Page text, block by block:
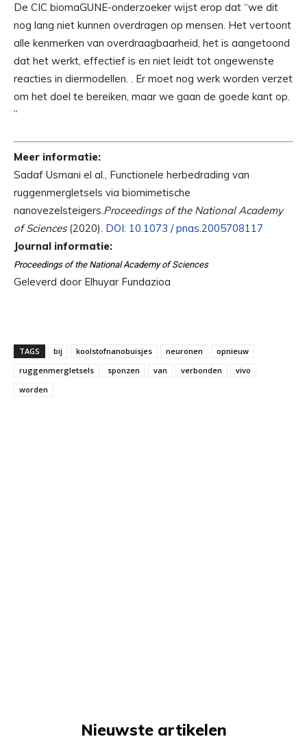
De CIC biomaGUNE-onderzoeker wijst erop dat “we dit
nog lang niet kunnen overdragen op mensen. Het vertoont
alle kenmerken van overdraagbaarheid, het is aangetoond
dat het werkt, effectief is en niet leidt tot ongewenste
reacties in diermodellen. . Er moet nog werk worden verzet
om het doel te bereiken, maar we gaan de goede kant op.
”
Meer informatie:
Sadaf Usmani el al., Functionele herbedrading van
ruggenmergletsels via biomimetische
nanovezelsteigers.Proceedings of the National Academy
of Sciences(2020). DOI: 10.1073 / pnas.2005708117
Journal informatie:
Proceedings of the National Academy of Sciences
Geleverd door Elhuyar Fundazioa
TAGS bij koolstofnanobuisjes neuronen
opnieuw
ruggenmergletsels
sponzen van verbonden
vivo
worden
Nieuwste artikelen